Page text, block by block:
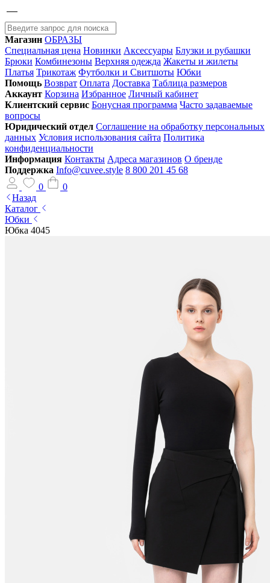
Магазин ОБРАЗЫ
Специальная цена Новинки Аксессуары Блузки и рубашки
Брюки Комбинезоны Верхняя одежда Жакеты и жилеты
Платья Трикотаж Футболки и Свитшоты Юбки
Помощь Возврат Оплата Доставка Таблица размеров
Аккаунт Корзина Избранное Личный кабинет
Клиентский сервис Бонусная программа Часто задаваемые
вопросы
Юридический отдел Соглашение на обработку персональных
данных Условия использования сайта Политика
конфиденциальности
Информация Контакты Адреса магазинов О бренде
Поддержка Info@cuvee.style 8 800 201 45 68
0
0
Назад
Каталог
Юбки
Юбка 4045